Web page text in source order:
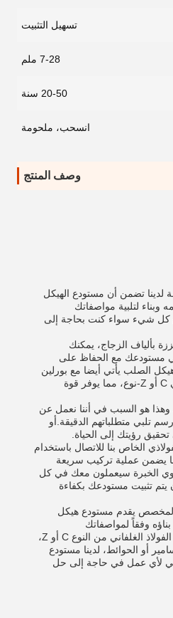
تسهيل التثبيت
7-28 ملم
20-50 سنة
انسحب، ملحومة
وصف المنتج
لدينا تضمن أن مستودع الهيكل
وبناء لتلبية مواصفاتك
كل شيء سواء كنت بحاجة إلى
بألياف الزجاج، يمكنك
مستودعك مع الحفاظ على
الصلب يأتي أيضا مع بورلين
مصنوعة من الصلب الغلفاني C أو Z-نوع، مما يوفر قوة
هو السبب في أننا نعمل عن
تلبي متطلباتهم الدقيقة.أو
رؤيتك إلى الحياة.
الخاص بنا للاتصال باستخدام
يضمن عملية تركيب سريعة
الخبرة سيعملون معك في كل
تثبيت مستودعك بكفاءة
المخصص يقدم مستودع هيكل
وفقاً لمواصفاتك
بالضبطالبورلين المصنوع من الفولاذ الغلفاني من النوع C أو Z،
أو الحوائط، لدينا مستودع
لأي عمل في حاجة إلى حل